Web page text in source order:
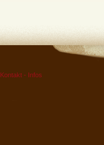
Kontakt - Infos